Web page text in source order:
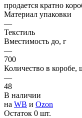
продается кратно
Материал упаковки
—
Текстиль
Вместимость до, г
—
700
Количество в коробе,
—
48
В наличии
на WB и Ozon
Остаток 0 шт.